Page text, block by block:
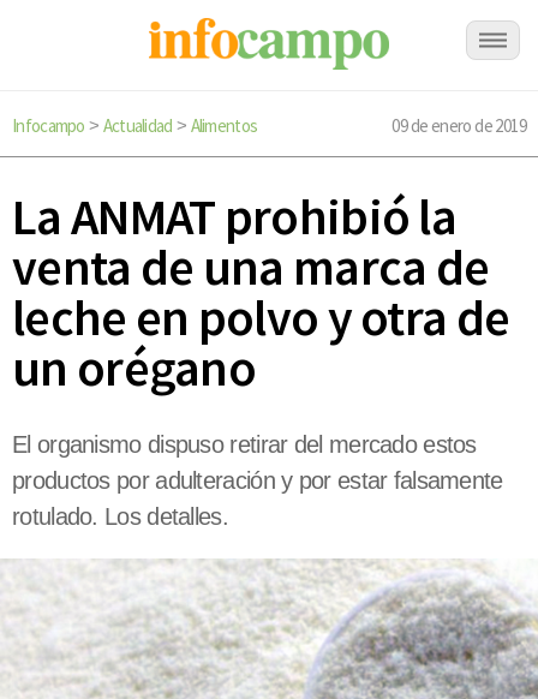
Infocampo > Actualidad > Alimentos 09 de enero de 2019
La ANMAT prohibió la
venta de una marca de
leche en polvo y otra de
un orégano
El organismo dispuso retirar del mercado estos
productos por adulteración y por estar falsamente
rotulado. Los detalles.